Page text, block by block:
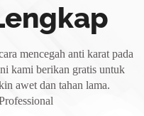
mencegah anti karat pada
kami berikan gratis untuk
awet dan tahan lama.